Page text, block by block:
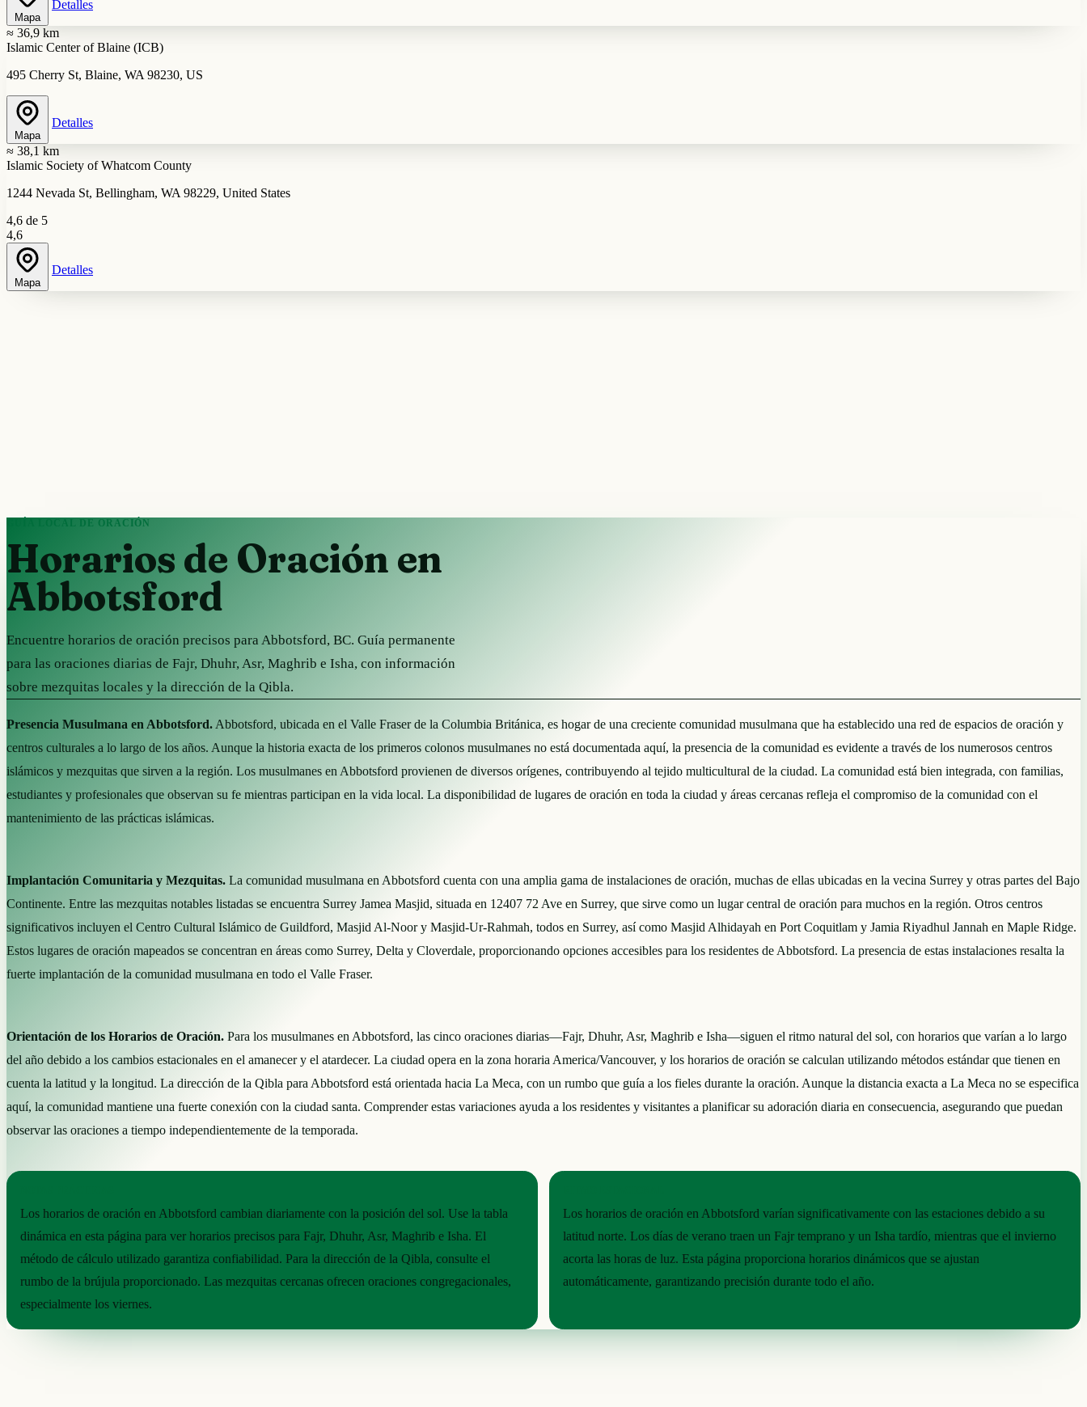
Mapa
Detalles
≈ 36,9 km
Islamic Center of Blaine (ICB)
495 Cherry St, Blaine, WA 98230, US
Mapa
Detalles
≈ 38,1 km
Islamic Society of Whatcom County
1244 Nevada St, Bellingham, WA 98229, United States
4,6 de 5
4,6
Mapa
Detalles
GUÍA LOCAL DE ORACIÓN
Horarios de Oración en
Abbotsford
Encuentre horarios de oración precisos para Abbotsford, BC. Guía permanente
para las oraciones diarias de Fajr, Dhuhr, Asr, Maghrib e Isha, con información
sobre mezquitas locales y la dirección de la Qibla.
Presencia Musulmana en Abbotsford. Abbotsford, ubicada en el Valle Fraser de la Columbia Británica, es hogar de una creciente comunidad musulmana que ha establecido una red de espacios de oración y
centros culturales a lo largo de los años. Aunque la historia exacta de los primeros colonos musulmanes no está documentada aquí, la presencia de la comunidad es evidente a través de los numerosos centros
islámicos y mezquitas que sirven a la región. Los musulmanes en Abbotsford provienen de diversos orígenes, contribuyendo al tejido multicultural de la ciudad. La comunidad está bien integrada, con familias,
estudiantes y profesionales que observan su fe mientras participan en la vida local. La disponibilidad de lugares de oración en toda la ciudad y áreas cercanas refleja el compromiso de la comunidad con el
mantenimiento de las prácticas islámicas.
Implantación Comunitaria y Mezquitas. La comunidad musulmana en Abbotsford cuenta con una amplia gama de instalaciones de oración, muchas de ellas ubicadas en la vecina Surrey y otras partes del Bajo
Continente. Entre las mezquitas notables listadas se encuentra Surrey Jamea Masjid, situada en 12407 72 Ave en Surrey, que sirve como un lugar central de oración para muchos en la región. Otros centros
significativos incluyen el Centro Cultural Islámico de Guildford, Masjid Al-Noor y Masjid-Ur-Rahmah, todos en Surrey, así como Masjid Alhidayah en Port Coquitlam y Jamia Riyadhul Jannah en Maple Ridge.
Estos lugares de oración mapeados se concentran en áreas como Surrey, Delta y Cloverdale, proporcionando opciones accesibles para los residentes de Abbotsford. La presencia de estas instalaciones resalta la
fuerte implantación de la comunidad musulmana en todo el Valle Fraser.
Orientación de los Horarios de Oración. Para los musulmanes en Abbotsford, las cinco oraciones diarias—Fajr, Dhuhr, Asr, Maghrib e Isha—siguen el ritmo natural del sol, con horarios que varían a lo largo
del año debido a los cambios estacionales en el amanecer y el atardecer. La ciudad opera en la zona horaria America/Vancouver, y los horarios de oración se calculan utilizando métodos estándar que tienen en
cuenta la latitud y la longitud. La dirección de la Qibla para Abbotsford está orientada hacia La Meca, con un rumbo que guía a los fieles durante la oración. Aunque la distancia exacta a La Meca no se especifica
aquí, la comunidad mantiene una fuerte conexión con la ciudad santa. Comprender estas variaciones ayuda a los residentes y visitantes a planificar su adoración diaria en consecuencia, asegurando que puedan
observar las oraciones a tiempo independientemente de la temporada.
Los horarios de oración en Abbotsford cambian diariamente con la posición del sol. Use la tabla
dinámica en esta página para ver horarios precisos para Fajr, Dhuhr, Asr, Maghrib e Isha. El
método de cálculo utilizado garantiza confiabilidad. Para la dirección de la Qibla, consulte el
rumbo de la brújula proporcionado. Las mezquitas cercanas ofrecen oraciones congregacionales,
especialmente los viernes.
Los horarios de oración en Abbotsford varían significativamente con las estaciones debido a su
latitud norte. Los días de verano traen un Fajr temprano y un Isha tardío, mientras que el invierno
acorta las horas de luz. Esta página proporciona horarios dinámicos que se ajustan
automáticamente, garantizando precisión durante todo el año.